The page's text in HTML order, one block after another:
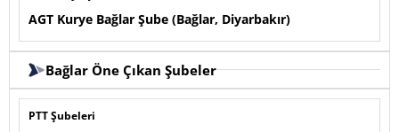
AGT Kurye Bağlar Şube (Bağlar, Diyarbakır)
Bağlar Öne Çıkan Şubeler
PTT Şubeleri